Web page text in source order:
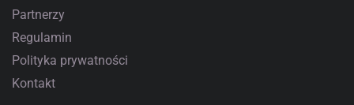
Partnerzy
Regulamin
Polityka prywatności
Kontakt